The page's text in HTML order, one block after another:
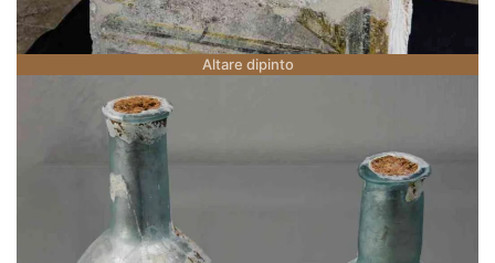
Altare dipinto